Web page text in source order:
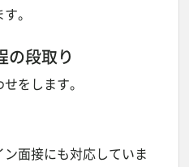
。
の段取り
をします。
面接にも対応していま